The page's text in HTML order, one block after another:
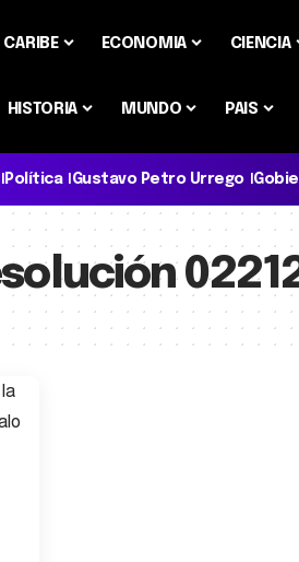
CARIBE ECONOMIA CIENCIA
HISTORIA MUNDO PAIS
Política Gustavo Petro Urrego